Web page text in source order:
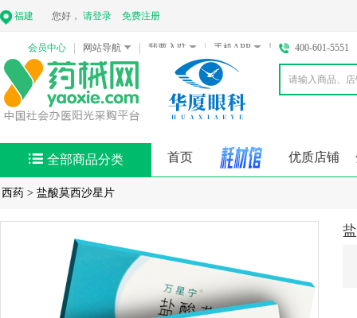
福建 您好， 请登录 免费注册
会员中心 网站导航 我要入驻 手机APP 400-601-5551
全部商品分类 首页 优质店铺
西药 > 盐酸莫西沙星片